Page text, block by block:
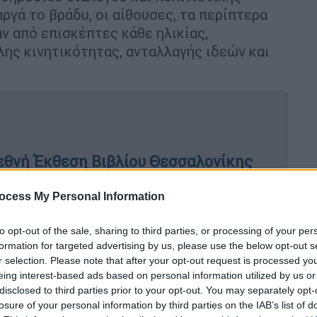
My Personal Information
opt-out of the sale, sharing to third parties, or processing of your
for targeted advertising by us, please use the below opt-out
selection. Please note that after your opt-out request is processed
interest-based ads based on personal information utilized by us
to third parties prior to your opt-out. You may separately
of your personal information by third parties on the IAB’s list of
το βράδυ, οι αίθουσες, τα περίπτερα
από επισκέπτες κάθε ηλικίας,
κινητικότητας, ανταλλαγής ιδεών και
Έκθεση Βιβλίου Θεσσαλονίκης
Ορχάν Παμούκ θα βρεθεί
εκπαιδευτικοί και